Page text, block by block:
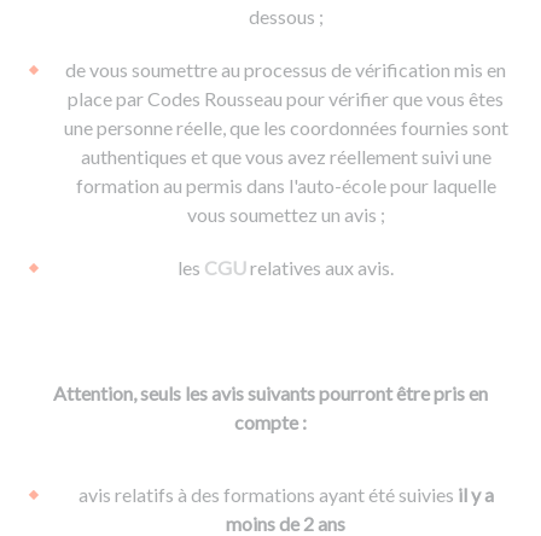
dessous ;
de vous soumettre au processus de vérification mis en
place par Codes Rousseau pour vérifier que vous êtes
une personne réelle, que les coordonnées fournies sont
authentiques et que vous avez réellement suivi une
formation au permis dans l'auto-école pour laquelle
vous soumettez un avis ;
les CGUrelatives aux avis.
Attention, seuls les avis suivants pourront être pris en
compte :
avis relatifs à des formations ayant été suivies il y a
moins de 2 ans